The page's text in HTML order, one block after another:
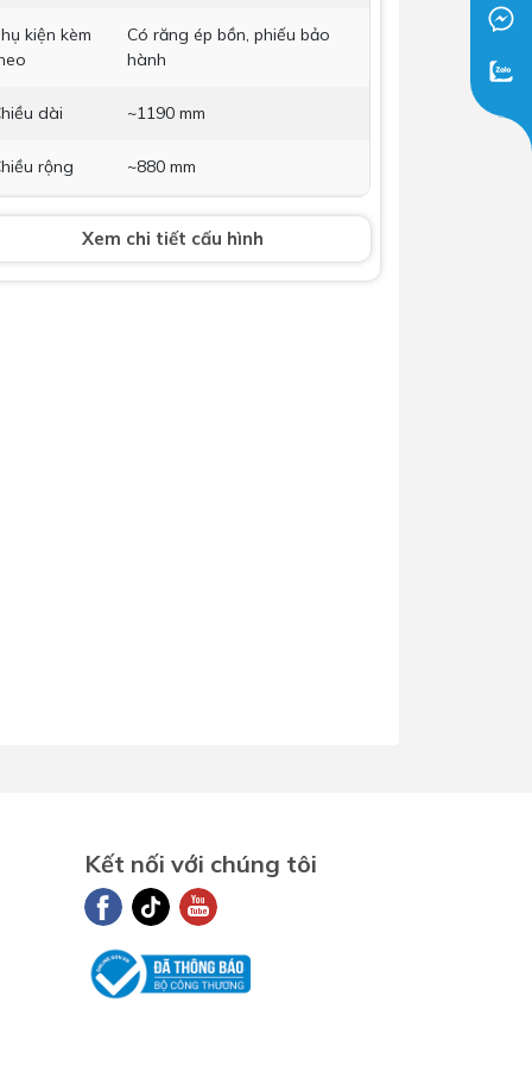
Dịch Vụ Lắp Đặt Bồn Cầu &
Lavabo Lộc Nghi Cần Thơ –
kiện kèm
Có răng ép bồn, phiếu bảo
hành
dài ~1190 mm
rộng ~880 mm
cao ~900 mm
Xem chi tiết cấu hình
Kết nối với chúng tôi